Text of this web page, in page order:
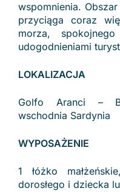
wspomnienia.
przyciąga coraz
morza,
udogodnieniami
LOKALIZACJA
Golfo Aranci –
wschodnia Sardynia
WYPOSAŻENIE
1 łóżko
dorosłego i dziecka